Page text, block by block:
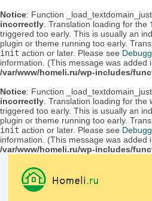
Notice: Function
incorrectly . Translation loading for the
triggered too early. This is usually an
plugin or theme running too early.
init action or later. Please see
information. (This message was added
/var/www/homeli.ru/wp-includes/
Notice: Function
incorrectly . Translation loading for the
triggered too early. This is usually an
plugin or theme running too early.
init action or later. Please see
information. (This message was added
/var/www/homeli.ru/wp-includes/